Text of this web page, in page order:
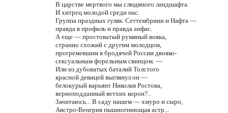
В царстве мертвого мы слюдяного ландшафта.
И хитрец молодой среди нас.
Группа праздных гуляк. Сеттембрини и Нафта —
правда в профиль и правда анфас.
А еще — простоватый румяный вояка,
странно схожий с другим молодцом,
прогремевшим в бродячей России двояко-
сексуальным форельным свинцом. —
Или из дубоватых баталий Толстого
красной девицей выглянул он —
белокурый варьянт Николая Ростова,
верноподданный ветхих корон?..
Зачитаюсь... В саду нашем — хмуро и сыро,
Австро-Венгрия пышногниющая астр...